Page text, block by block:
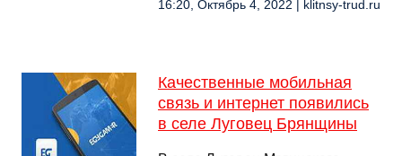
16:20, Октябрь 4, 2022 | klitnsy-trud.ru
Качественные мобильная
связь и интернет появились
в селе Луговец Брянщины